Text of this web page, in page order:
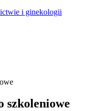
i ginekologii
szkoleniowe